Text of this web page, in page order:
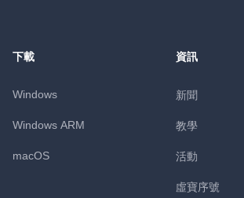
下載
Windows
Windows ARM
macOS
資訊
新聞
教學
活動
虛寶序號